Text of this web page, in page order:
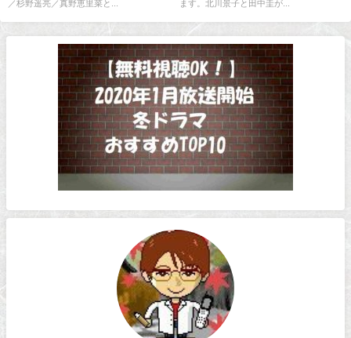
／杉野遥亮／真野恵里菜と... ます。北川景子と田中圭が...